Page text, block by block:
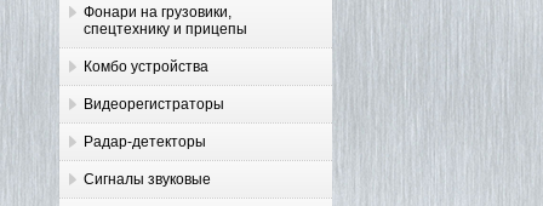
Фонари на грузовики,
спецтехнику и прицепы
Комбо устройства
Видеорегистраторы
Радар-детекторы
Сигналы звуковые